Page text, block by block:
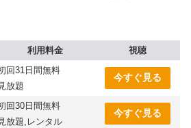
利用料金
視聴
回31日間無料
放題
今すぐ見る
回30日間無料
放題,レンタル
今すぐ見る